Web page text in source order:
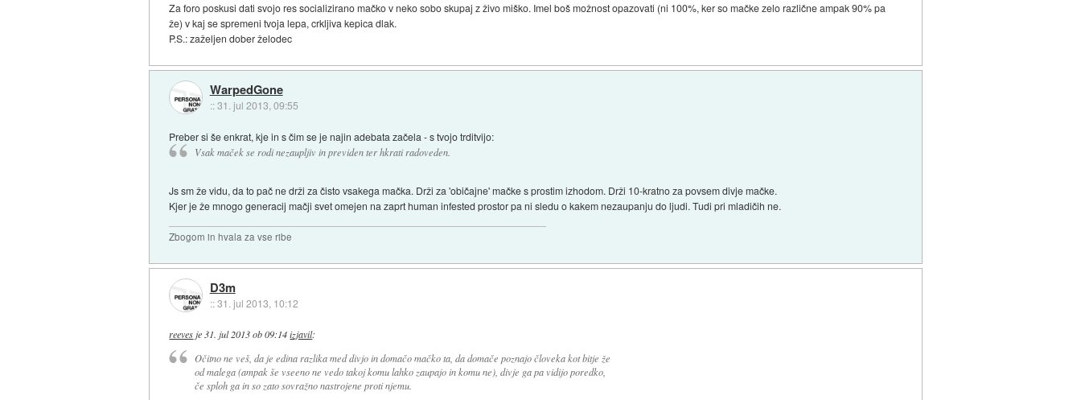
Za foro poskusi dati svojo res socializirano mačko v neko sobo skupaj z živo miško. Imel boš možnost opazovati (ni 100%, ker so mačke zelo različne ampak 90% pa
že) v kaj se spremeni tvoja lepa, crkljiva kepica dlak.
P.S.: zaželjen dober želodec
WarpedGone
::31. jul 2013, 09:55
Preber si še enkrat, kje in s čim se je najin adebata začela - s tvojo trditvijo:
Vsak maček se rodi nezaupljiv in previden ter hkrati radoveden.
Js sm že vidu, da to pač ne drži za čisto vsakega mačka. Drži za 'običajne' mačke s prostim izhodom. Drži 10-kratno za povsem divje mačke.
Kjer je že mnogo generacij mačji svet omejen na zaprt human infested prostor pa ni sledu o kakem nezaupanju do ljudi. Tudi pri mladičih ne.
Zbogom in hvala za vse ribe
D3m
::31. jul 2013, 10:12
reeves je 31. jul 2013 ob 09:14 izjavil:
Očitno ne veš, da je edina razlika med divjo in domačo mačko ta, da domače poznajo človeka kot bitje že
od malega (ampak še vseeno ne vedo takoj komu lahko zaupajo in komu ne), divje ga pa vidijo poredko,
če sploh ga in so zato sovražno nastrojene proti njemu.